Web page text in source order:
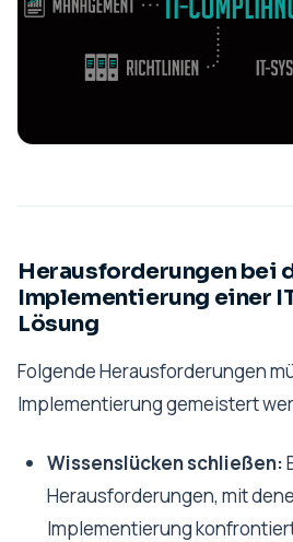
Herausforderungen bei
Implementierung einer
Lösung
Folgende Herausforderungen
Implementierung gemeistert
Wissenslücken schließen:
Herausforderungen, mit
Implementierung